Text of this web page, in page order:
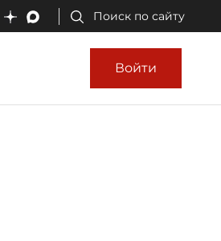
Поиск по сайту
Войти